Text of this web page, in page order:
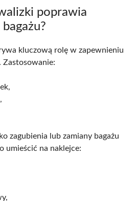
poprawia
kluczową rolę w zapewnieniu
. Zastosowanie:
zagubienia lub zamiany bagażu
umieścić na naklejce: